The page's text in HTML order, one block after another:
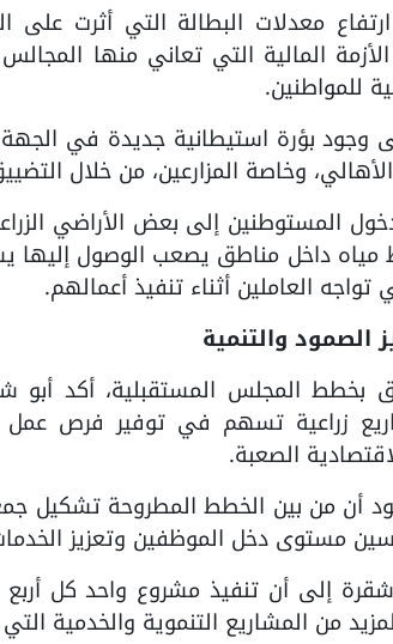
معدلات البطالة التي أثرت على
المالية التي تعاني منها
للمواطنين.
وجود بؤرة استيطانية جديدة في الجهة
وخاصة المزارعين، من خلال
المستوطنين إلى بعض الأراضي
داخل مناطق يصعب الوصول إليها
تواجه العاملين أثناء تنفيذ أعمالهم.
الصمود والتنمية
بخطط المجلس المستقبلية، أكد
زراعية تسهم في توفير فرص عمل
الصعبة.
أن من بين الخطط المطروحة تشكيل
مستوى دخل الموظفين وتعزيز
إلى أن تنفيذ مشروع واحد كل أربع
من المشاريع التنموية والخدمية